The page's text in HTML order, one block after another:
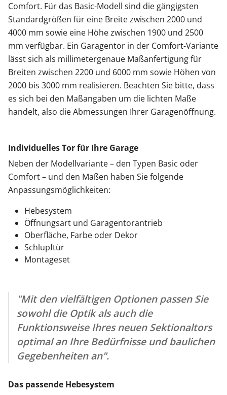
Anmelden / Registrieren
Kontakt / Hilfe
Comfort. Für das Basic-Modell sind die gängigsten
Standardgrößen für eine Breite zwischen 2000 und
4000 mm sowie eine Höhe zwischen 1900 und 2500
mm verfügbar. Ein Garagentor in der Comfort-Variante
lässt sich als millimetergenaue Maßanfertigung für
Breiten zwischen 2200 und 6000 mm sowie Höhen von
2000 bis 3000 mm realisieren. Beachten Sie bitte, dass
es sich bei den Maßangaben um die lichten Maße
handelt, also die Abmessungen Ihrer Garagenöffnung.
Individuelles Tor für Ihre Garage
Neben der Modellvariante – den Typen Basic oder
Comfort – und den Maßen haben Sie folgende
Anpassungsmöglichkeiten:
Hebesystem
Öffnungsart und Garagentorantrieb
Oberfläche, Farbe oder Dekor
Schlupftür
Montageset
"Mit den vielfältigen Optionen passen Sie
sowohl die Optik als auch die
Funktionsweise Ihres neuen Sektionaltors
optimal an Ihre Bedürfnisse und baulichen
Gegebenheiten an".
Das passende Hebesystem